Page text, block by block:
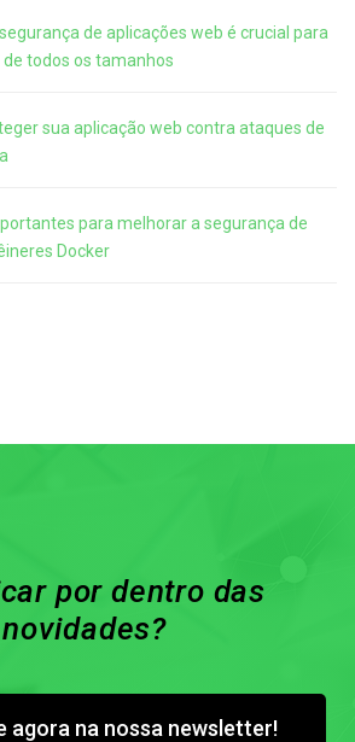
de aplicações web é crucial para
todos os tamanhos
sua aplicação web contra ataques de
para melhorar a segurança de
Docker
por dentro das
novidades?
agora na nossa newsletter!